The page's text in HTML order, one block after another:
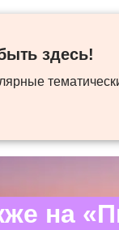
здесь!
на